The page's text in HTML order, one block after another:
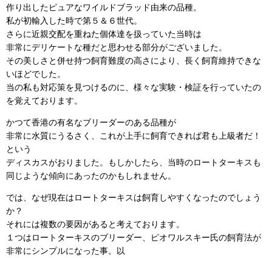
作り出したピュアなワイルドブラッド由来の品種。
私が初輸入した時で第５＆６世代。
さらに近親交配を重ねた個体達を扱っていた当時は
非常にデリケートな種だと思わせる部分がございました。
その美しさと併せ持つ飼育難度の高さにより、長く飼育維持できな
いほどでした。
当の私も対応策を見つけるのに、様々な実験・検証を行っていたの
を覚えております。
かつて香港の有名なブリーダーのある品種が
非常に水質にうるさく、これが上手に飼育できれば君も上級者だ！
という
ディスカスがおりました。もしかしたら、当時のロートターキスも
同じような傾向にあったのかもしれません。
では、なぜ現在はロートターキスは飼育しやすくなったのでしょう
か？
それには複数の要因があると考えております。
１つはロートターキスのブリーダー、ピオワルスキー氏の飼育法が
非常にシンプルになった事。以